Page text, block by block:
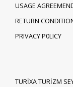
USAGE
RETURN
PRIVACY P0LICY
TURİXA TURİZM